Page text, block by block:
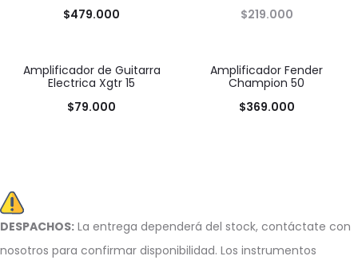
$479.000
$219.000
Amplificador de Guitarra
Electrica Xgtr 15
$79.000
Amplificador Fender
Champion 50
$369.000
DESPACHOS: La entrega dependerá del stock, contáctate con
nosotros para confirmar disponibilidad. Los instrumentos